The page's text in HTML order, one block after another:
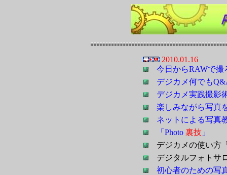
2010.01.16
今日からRAWで
デジカメ何でも
デジカメ実践撮影
楽しみながら写真
ネットによる写真
「Photo 裏技」
デジカメの使い方
デジタルフォト
初心者のための写